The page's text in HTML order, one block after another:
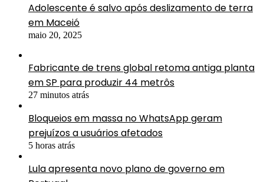
Adolescente é salvo após deslizamento de terra
em Maceió
maio 20, 2025
Fabricante de trens global retoma antiga planta
em SP para produzir 44 metrôs
27 minutos atrás
Bloqueios em massa no WhatsApp geram
prejuízos a usuários afetados
5 horas atrás
Lula apresenta novo plano de governo em